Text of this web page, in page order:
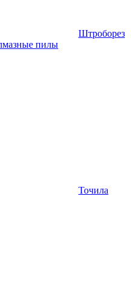
Штроборез
пилы
Точила